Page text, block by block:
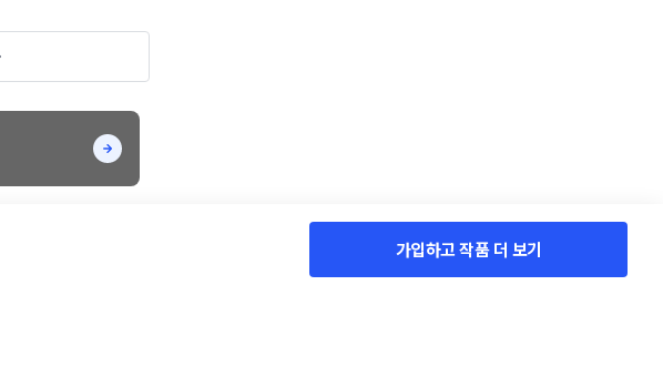
가입하고 작품 더 보기